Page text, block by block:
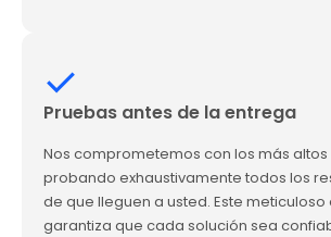
Pruebas antes de la entrega
Nos comprometemos con los más
probando exhaustivamente todos los
de que lleguen a usted. Este meticuloso
garantiza que cada solución sea